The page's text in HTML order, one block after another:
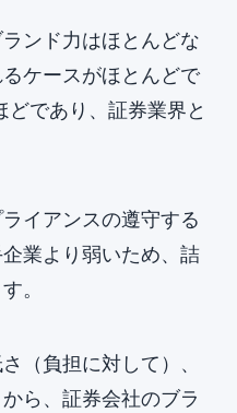
ンド力はほとんどな
ケースがほとんどで
であり、証券業界と
イアンスの遵守する
業より弱いため、詰
。
（負担に対して）、
ら、証券会社のブラ